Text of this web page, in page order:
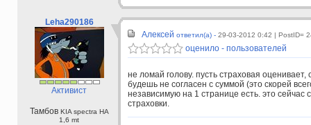
Leha290186
Активист
Тамбов KIA spectra HA
1,6 mt
Алексей ответил(а) - 29-03-2012 0:42 | PostID=
оценило - пользователей
не ломай голову. пусть страховая оценивает,
будешь не согласен с суммой (это скорей
независимую на 1 странице есть. это сейчас
страховки.